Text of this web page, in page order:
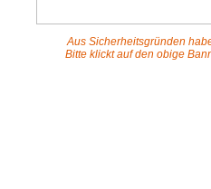
Aus Sicherheitsgründen
Bitte klickt auf den obige